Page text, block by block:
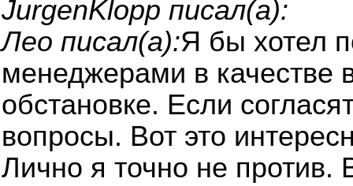
JurgenKlopp писал(а):
Лео писал(а):Я бы хотел
менеджерами в качестве
обстановке. Если
вопросы. Вот это
Лично я точно не против.